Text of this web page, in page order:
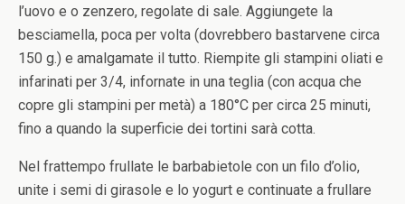
l’uovo e o zenzero, regolate di sale. Aggiungete la
besciamella, poca per volta (dovrebbero bastarvene circa
150 g.) e amalgamate il tutto. Riempite gli stampini oliati e
infarinati per 3/4, infornate in una teglia (con acqua che
copre gli stampini per metà) a 180°C per circa 25 minuti,
fino a quando la superficie dei tortini sarà cotta.
Nel frattempo frullate le barbabietole con un filo d’olio,
unite i semi di girasole e lo yogurt e continuate a frullare